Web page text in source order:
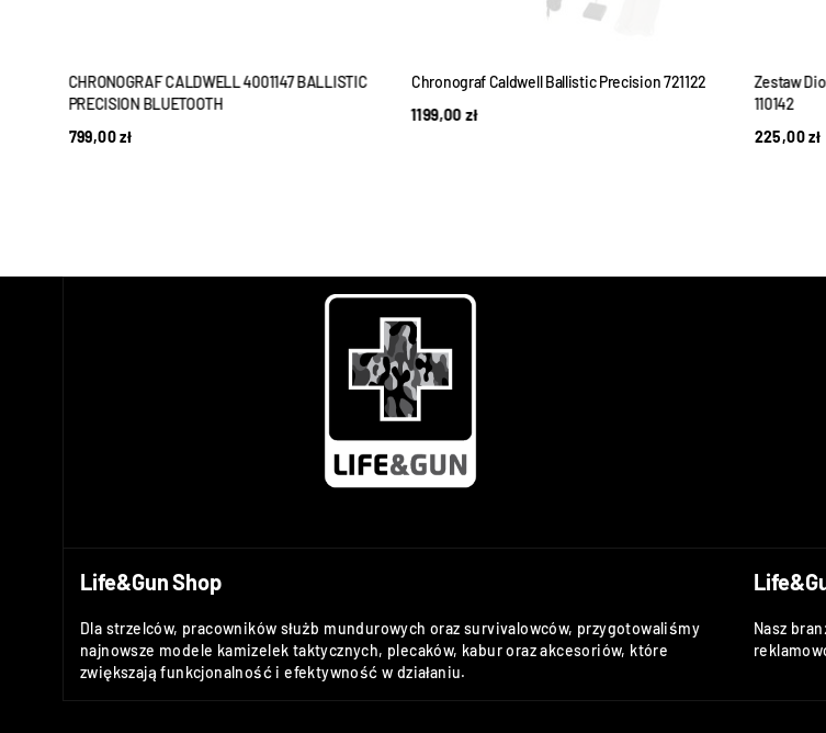
CHRONOGRAF CALDWELL 4001147 BALLISTIC
PRECISION BLUETOOTH
799,00zł
Chronograf Caldwell Ballistic Precision 721122
1199,00zł
Zestaw
110142
225,00zł
Life&Gun Shop
Dla strzelców, pracowników służb mundurowych oraz survivalowców, przygotowaliśmy
najnowsze modele kamizelek taktycznych, plecaków, kabur oraz akcesoriów, które
zwiększają funkcjonalność i efektywność w działaniu.
Nasz